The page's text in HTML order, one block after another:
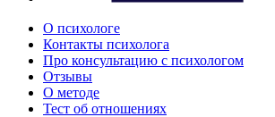
О психологе
Контакты психолога
Про консультацию с психологом
Отзывы
О методе
Тест об отношениях